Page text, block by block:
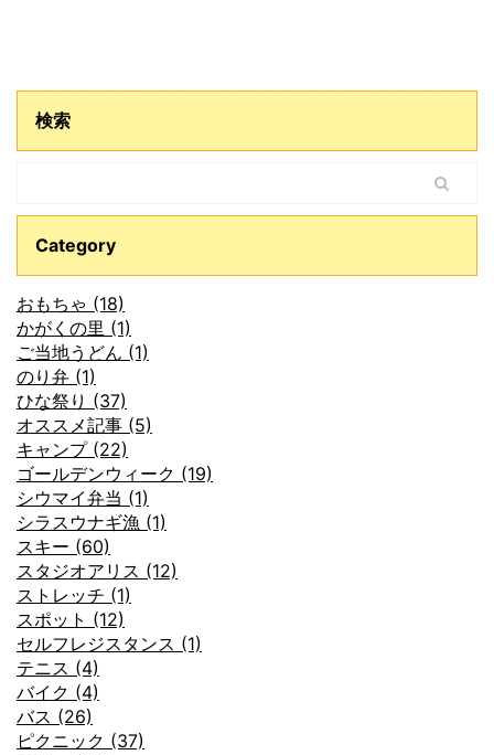
検索
Category
おもちゃ (18)
かがくの里 (1)
ご当地うどん (1)
のり弁 (1)
ひな祭り (37)
オススメ記事 (5)
キャンプ (22)
ゴールデンウィーク (19)
シウマイ弁当 (1)
シラスウナギ漁 (1)
スキー (60)
スタジオアリス (12)
ストレッチ (1)
スポット (12)
セルフレジスタンス (1)
テニス (4)
バイク (4)
バス (26)
ピクニック (37)